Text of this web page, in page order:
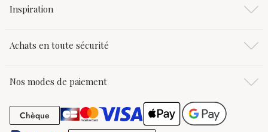
Inspiration
Achats en toute sécurité
Nos modes de paiement
Chèque Chèque